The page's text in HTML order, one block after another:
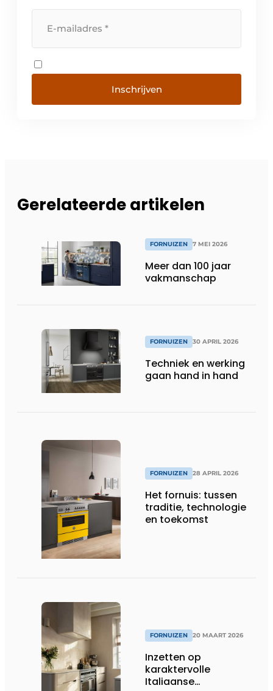
Inschrijven
Gerelateerde artikelen
FORNUIZEN 7 MEI 2026
Meer dan 100 jaar
vakmanschap
FORNUIZEN 30 APRIL 2026
Techniek en werking
gaan hand in hand
FORNUIZEN 28 APRIL 2026
Het fornuis: tussen
traditie, technologie
en toekomst
FORNUIZEN 20 MAART 2026
Inzetten op
karaktervolle
Italiaanse